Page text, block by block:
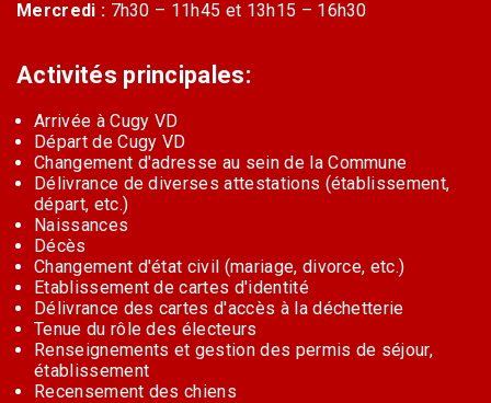
Mercredi : 7h30 – 11h45 et 13h15 – 16h30
Activités principales:
Arrivée à Cugy VD
Départ de Cugy VD
Changement d'adresse au sein de la Commune
Délivrance de diverses attestations (établissement,
départ, etc.)
Naissances
Décès
Changement d'état civil (mariage, divorce, etc.)
Etablissement de cartes d'identité
Délivrance des cartes d'accès à la déchetterie
Tenue du rôle des électeurs
Renseignements et gestion des permis de séjour,
établissement
Recensement des chiens